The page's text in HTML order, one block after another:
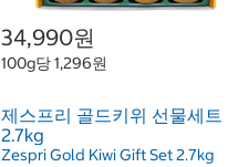
34,990원
100g당 1,296원
제스프리 골드키위 선물세트
2.7kg
Zespri Gold Kiwi Gift Set 2.7kg